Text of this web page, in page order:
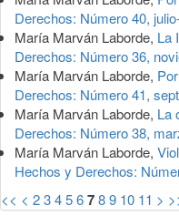
Derechos: Número 40,
María Marván Laborde, La
Derechos: Número 36,
María Marván Laborde,
Derechos: Número 41,
María Marván Laborde, La
Derechos: Número 38,
María Marván Laborde,
Hechos y Derechos:
<< < 23456789 10 11 >